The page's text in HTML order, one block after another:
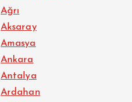
Ağrı
Aksaray
Amasya
Ankara
Antalya
Ardahan